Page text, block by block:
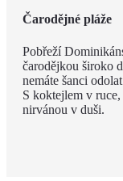
Čarodějné pláže
Pobřeží
čarodějkou široko
nemáte šanci
S koktejlem v
nirvánou v duši.